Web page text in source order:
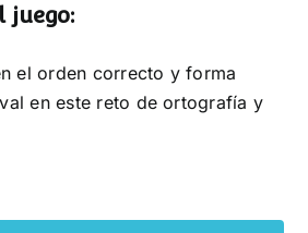
juego:
el orden correcto y forma
en este reto de ortografía y